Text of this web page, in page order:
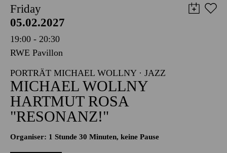
Friday
05.02.2027
19:00 - 20:30
RWE Pavillon
PORTRÄT MICHAEL WOLLNY · JAZZ
MICHAEL WOLLNY
HARTMUT ROSA
"RESONANZ!"
Organiser: 1 Stunde 30 Minuten, keine Pause